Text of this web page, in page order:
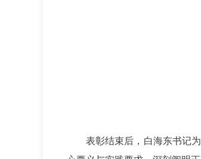
表彰结束后，白海东书记